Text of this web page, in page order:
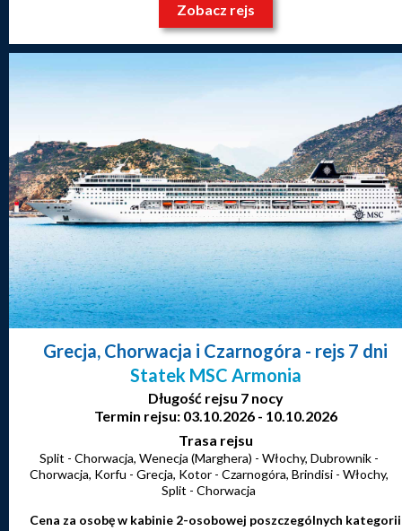
Zobacz rejs
Grecja, Chorwacja i Czarnogóra - rejs 7 dni
Statek MSC Armonia
Długość rejsu 7 nocy
Termin rejsu: 03.10.2026 - 10.10.2026
Trasa rejsu
Split - Chorwacja, Wenecja (Marghera) - Włochy, Dubrownik -
Chorwacja, Korfu - Grecja, Kotor - Czarnogóra, Brindisi - Włochy,
Split - Chorwacja
Cena za osobę w kabinie 2-osobowej poszczególnych kategorii